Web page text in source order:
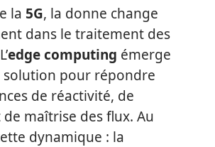
la 5G, la donne change
dans le traitement des
edge computing émerge
solution pour répondre
de réactivité, de
maîtrise des flux. Au
dynamique : la